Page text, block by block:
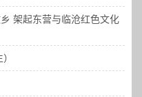
架起东营与临沧红色文化